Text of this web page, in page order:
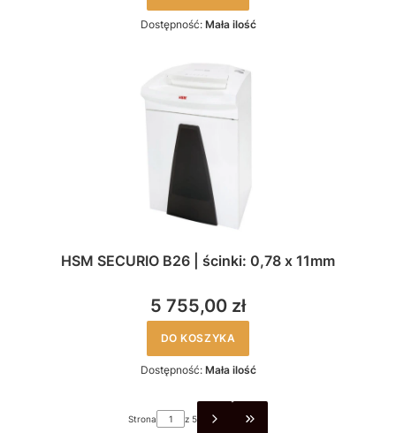
Dostępność: Mała ilość
HSM SECURIO B26 | ścinki: 0,78 x 11mm
5 755,00 zł
DO KOSZYKA
Dostępność: Mała ilość
Strona z 5 PRZEJDŹ DO OSTATNIEJ